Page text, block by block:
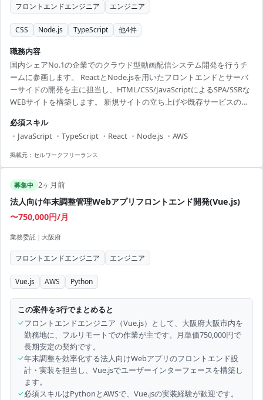
フロントエンドエンジニア エンジニア
CSS Node.js TypeScript 他4件
職務内容
国内シェアNo.1の企業でのクラウド型動画配信システム開発を行うチ
ームに参画します。 ReactとNode.jsを用いたフロントエンドとサーバ
ーサイドの開発を主に担当し、HTML/CSS/JavaScriptによるSPA/SSRな
WEBサイトを構築します。 新規サイトの立ち上げや既存サービスのカ
までの全工程を担当します。 技術的には、TypeScriptやAWSを使用し
たモダンな開発環境であり、実力を発揮し自らのスキルを伸ばすこと
ができる案件です。適格な技術選定を含めたプロジェクトの進行を目
必須スキル
・JavaScript ・TypeScript ・React ・Node.js ・AWS
掲載元： セルワークフリーランス
募集中 2ヶ月前
法人向け年末調整管理Webアプリフロントエンド開発(Vue.js)
〜750,000円/月
業務委託 | 大阪府
フロントエンドエンジニア エンジニア
Vue.js AWS Python
この案件を3行でまとめると
✓フロントエンドエンジニア（Vue.js）として、大阪府大阪市内を
勤務地に、フルリモートでの作業が主です。月単価750,000円で
長期安定の契約です。
✓年末調整を効率化する法人向けWebアプリのフロントエンド設
計・実装を担当し、Vue.jsでユーザーインターフェースを構築し
ます。
✓必須スキルはPythonとAWSで、Vue.jsの実装経験が歓迎です。